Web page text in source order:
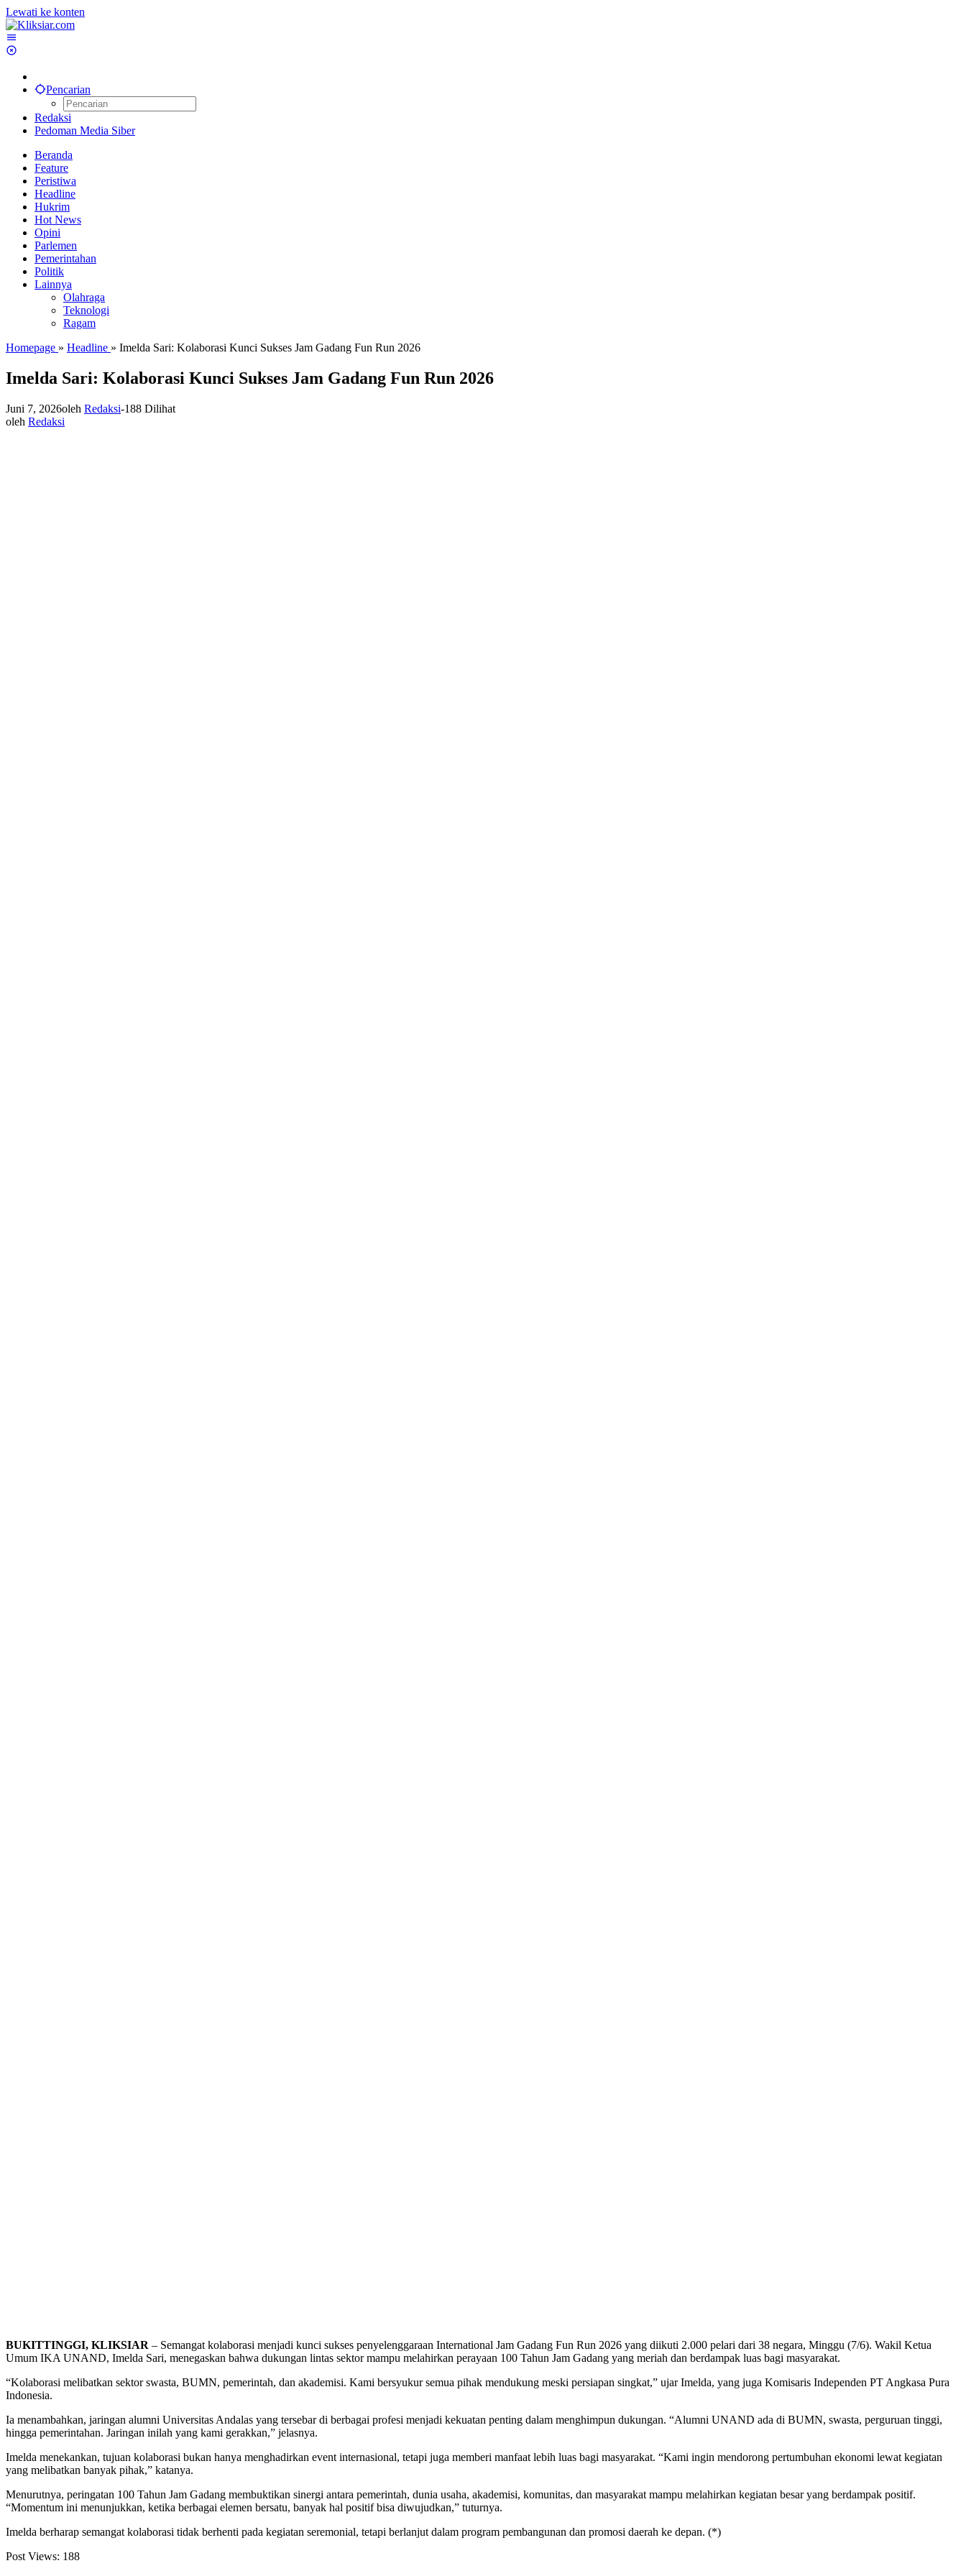
Lewati ke konten
Pencarian
Redaksi
Pedoman Media Siber
Beranda
Feature
Peristiwa
Headline
Hukrim
Hot News
Opini
Parlemen
Pemerintahan
Politik
Lainnya
Olahraga
Teknologi
Ragam
Homepage » Headline » Imelda Sari: Kolaborasi Kunci Sukses Jam Gadang Fun Run 2026
Imelda Sari: Kolaborasi Kunci Sukses Jam Gadang Fun Run 2026
Juni 7, 2026oleh Redaksi-188 Dilihat
oleh Redaksi
BUKITTINGGI, KLIKSIAR – Semangat kolaborasi menjadi kunci sukses penyelenggaraan International Jam Gadang Fun Run 2026 yang diikuti 2.000 pelari dari 38 negara, Minggu (7/6). Wakil Ketua
Umum IKA UNAND, Imelda Sari, menegaskan bahwa dukungan lintas sektor mampu melahirkan perayaan 100 Tahun Jam Gadang yang meriah dan berdampak luas bagi masyarakat.
“Kolaborasi melibatkan sektor swasta, BUMN, pemerintah, dan akademisi. Kami bersyukur semua pihak mendukung meski persiapan singkat,” ujar Imelda, yang juga Komisaris Independen PT Angkasa Pura
Indonesia.
Ia menambahkan, jaringan alumni Universitas Andalas yang tersebar di berbagai profesi menjadi kekuatan penting dalam menghimpun dukungan. “Alumni UNAND ada di BUMN, swasta, perguruan tinggi,
hingga pemerintahan. Jaringan inilah yang kami gerakkan,” jelasnya.
Imelda menekankan, tujuan kolaborasi bukan hanya menghadirkan event internasional, tetapi juga memberi manfaat lebih luas bagi masyarakat. “Kami ingin mendorong pertumbuhan ekonomi lewat kegiatan
yang melibatkan banyak pihak,” katanya.
Menurutnya, peringatan 100 Tahun Jam Gadang membuktikan sinergi antara pemerintah, dunia usaha, akademisi, komunitas, dan masyarakat mampu melahirkan kegiatan besar yang berdampak positif.
“Momentum ini menunjukkan, ketika berbagai elemen bersatu, banyak hal positif bisa diwujudkan,” tuturnya.
Imelda berharap semangat kolaborasi tidak berhenti pada kegiatan seremonial, tetapi berlanjut dalam program pembangunan dan promosi daerah ke depan. (*)
Post Views: 188